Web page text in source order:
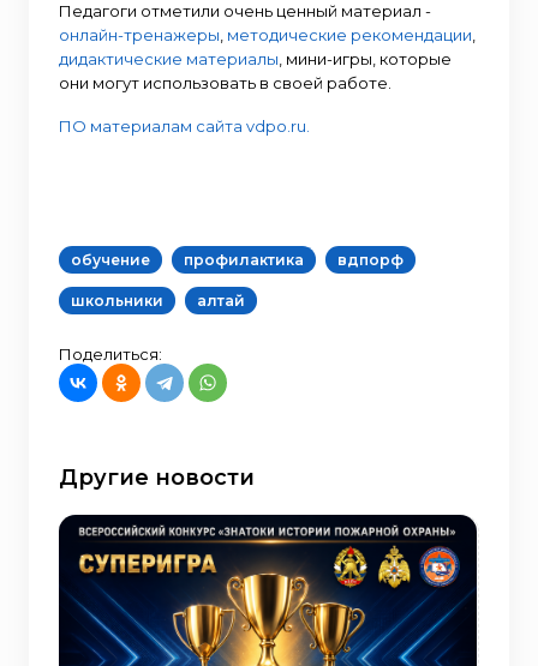
Педагоги отметили очень ценный материал -
онлайн-тренажеры, методические рекомендации,
дидактические материалы, мини-игры, которые
они могут использовать в своей работе.
ПО материалам сайта vdpo.ru.
обучение профилактика вдпорф
школьники алтай
Поделиться:
Другие новости